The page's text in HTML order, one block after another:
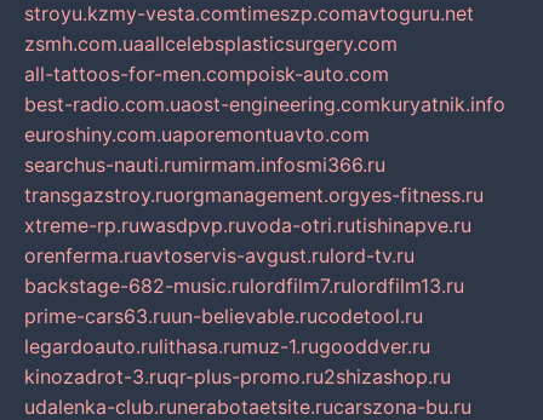
stroyu.kzmy-vesta.comtimeszp.comavtoguru.net
zsmh.com.uaallcelebsplasticsurgery.com
all-tattoos-for-men.compoisk-auto.com
best-radio.com.uaost-engineering.comkuryatnik.info
euroshiny.com.uaporemontuavto.com
searchus-nauti.rumirmam.infosmi366.ru
transgazstroy.ruorgmanagement.orgyes-fitness.ru
xtreme-rp.ruwasdpvp.ruvoda-otri.rutishinapve.ru
orenferma.ruavtoservis-avgust.rulord-tv.ru
backstage-682-music.rulordfilm7.rulordfilm13.ru
prime-cars63.ruun-believable.rucodetool.ru
legardoauto.rulithasa.rumuz-1.rugooddver.ru
kinozadrot-3.ruqr-plus-promo.ru2shizashop.ru
udalenka-club.runerabotaetsite.rucarszona-bu.ru